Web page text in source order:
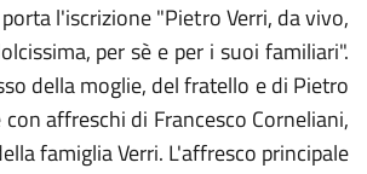
l'iscrizione "Pietro Verri, da vivo,
per sè e per i suoi familiari".
della moglie, del fratello e di Pietro
affreschi di Francesco Corneliani,
famiglia Verri. L'affresco principale